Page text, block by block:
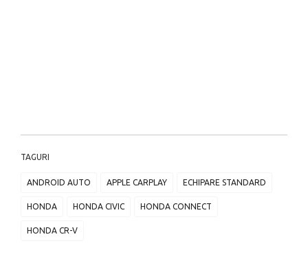
TAGURI
ANDROID AUTO APPLE CARPLAY ECHIPARE STANDARD
HONDA HONDA CIVIC HONDA CONNECT
HONDA CR-V